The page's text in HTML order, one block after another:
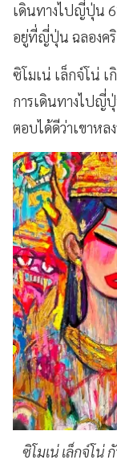
เดินทางไปญี่ปุ่น
อยู่ที่ญี่ปุ่น ฉลองค
ซิโมเน่ เล็กจ์โน่ เ
การเดินทางไปญี่
ตอบได้ดีว่าเขาห
ซิโมเน่ เล็กจ์โน่